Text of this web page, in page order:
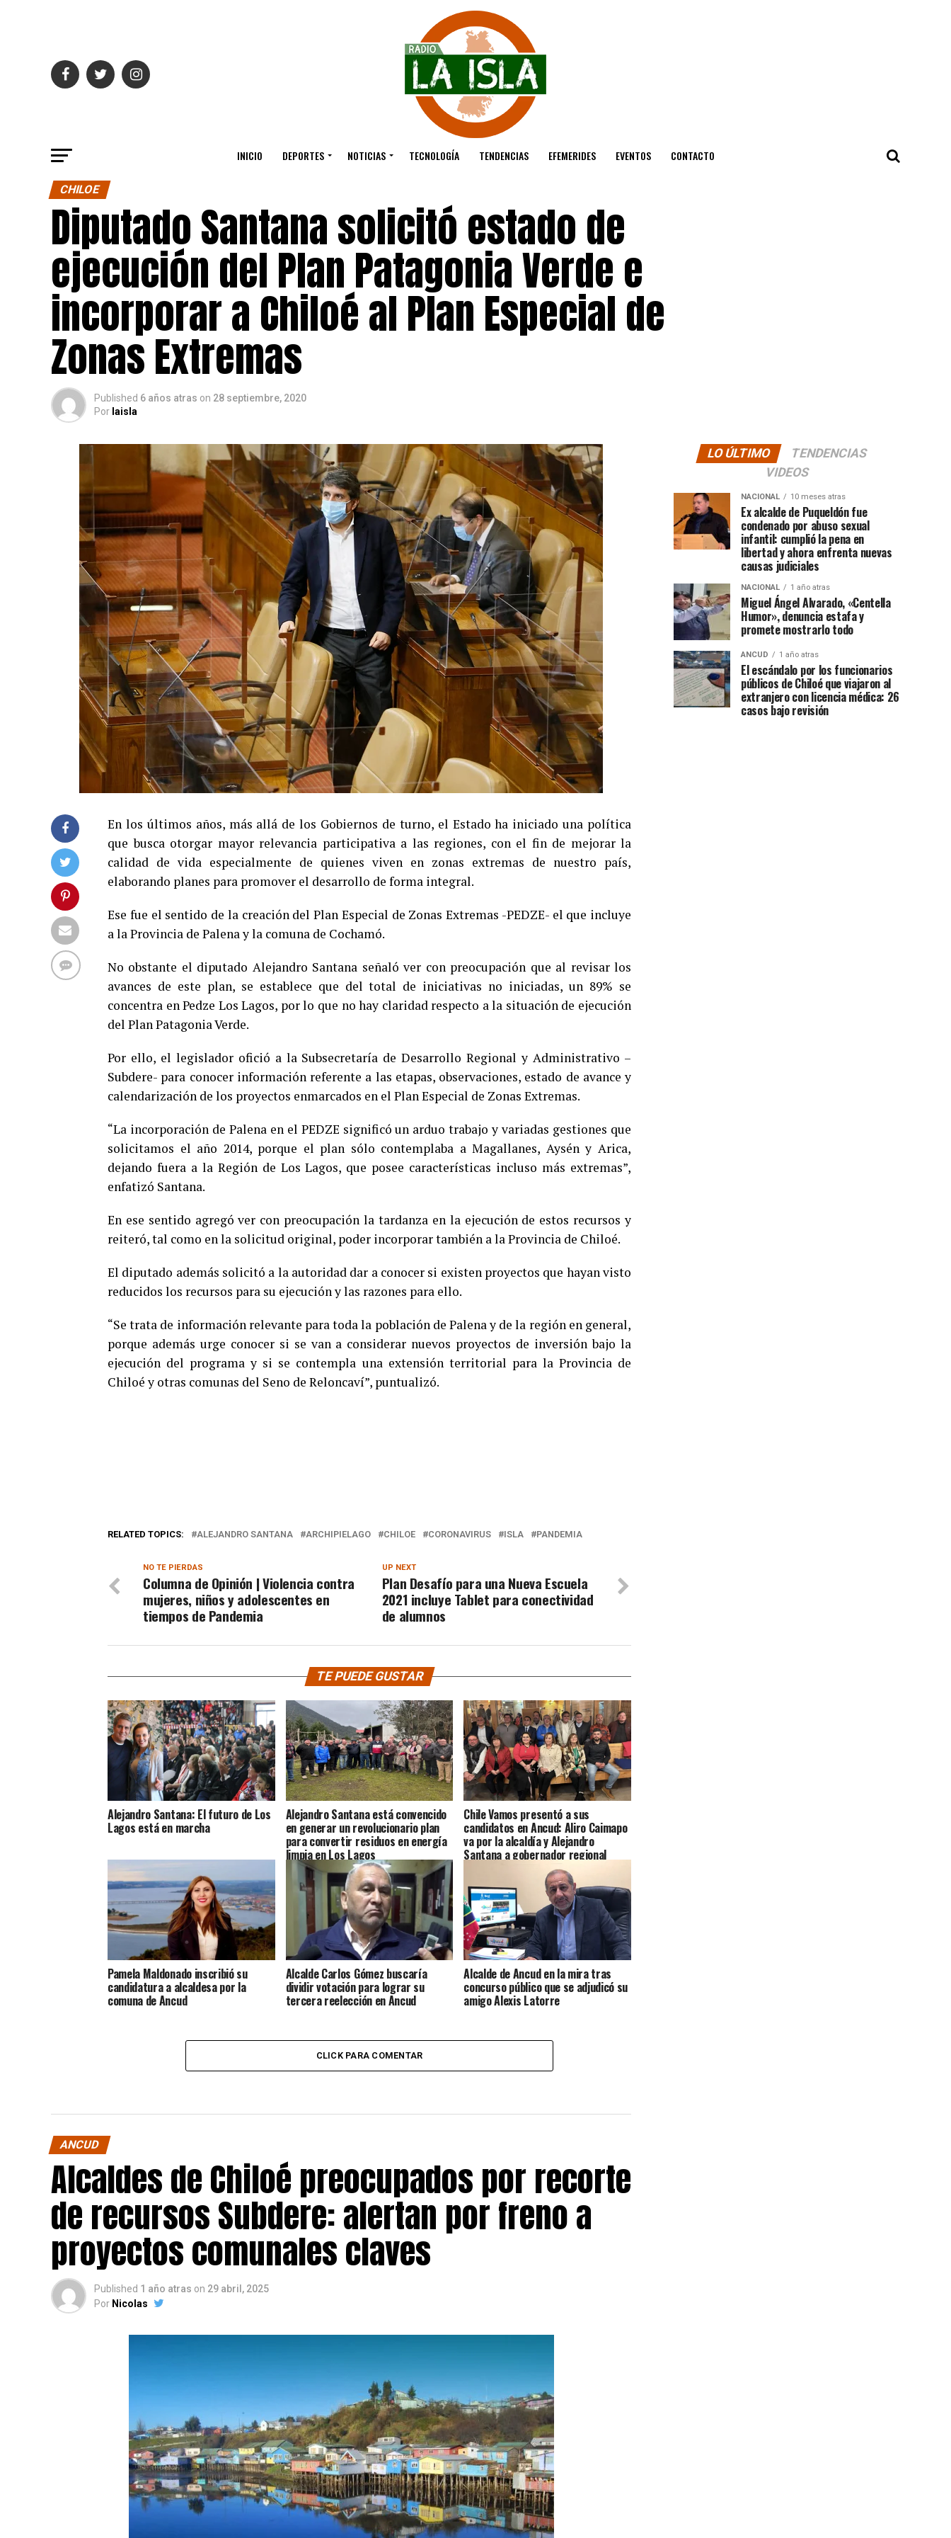
INICIO DEPORTES NOTICIAS TECNOLOGÍA TENDENCIAS EFEMERIDES EVENTOS CONTACTO
CHILOE
Diputado Santana solicitó estado de
ejecución del Plan Patagonia Verde e
incorporar a Chiloé al Plan Especial de
Zonas Extremas
Published 6 años atras on 28 septiembre, 2020
Por laisla
En los últimos años, más allá de los Gobiernos de turno, el Estado ha iniciado una política
que busca otorgar mayor relevancia participativa a las regiones, con el fin de mejorar la
calidad de vida especialmente de quienes viven en zonas extremas de nuestro país,
elaborando planes para promover el desarrollo de forma integral.
Ese fue el sentido de la creación del Plan Especial de Zonas Extremas -PEDZE- el que incluye
a la Provincia de Palena y la comuna de Cochamó.
No obstante el diputado Alejandro Santana señaló ver con preocupación que al revisar los
avances de este plan, se establece que del total de iniciativas no iniciadas, un 89% se
concentra en Pedze Los Lagos, por lo que no hay claridad respecto a la situación de ejecución
del Plan Patagonia Verde.
Por ello, el legislador ofició a la Subsecretaría de Desarrollo Regional y Administrativo –
Subdere- para conocer información referente a las etapas, observaciones, estado de avance y
calendarización de los proyectos enmarcados en el Plan Especial de Zonas Extremas.
“La incorporación de Palena en el PEDZE significó un arduo trabajo y variadas gestiones que
solicitamos el año 2014, porque el plan sólo contemplaba a Magallanes, Aysén y Arica,
dejando fuera a la Región de Los Lagos, que posee características incluso más extremas”,
enfatizó Santana.
En ese sentido agregó ver con preocupación la tardanza en la ejecución de estos recursos y
reiteró, tal como en la solicitud original, poder incorporar también a la Provincia de Chiloé.
El diputado además solicitó a la autoridad dar a conocer si existen proyectos que hayan visto
reducidos los recursos para su ejecución y las razones para ello.
“Se trata de información relevante para toda la población de Palena y de la región en general,
porque además urge conocer si se van a considerar nuevos proyectos de inversión bajo la
ejecución del programa y si se contempla una extensión territorial para la Provincia de
Chiloé y otras comunas del Seno de Reloncaví”, puntualizó.
RELATED TOPICS: ALEJANDRO SANTANA ARCHIPIELAGO CHILOE CORONAVIRUS ISLA PANDEMIA
UP NEXT
Plan Desafío para una Nueva Escuela
2021 incluye Tablet para conectividad
de alumnos
NO TE PIERDAS
Columna de Opinión | Violencia contra
mujeres, niños y adolescentes en
tiempos de Pandemia
TE PUEDE GUSTAR
Alejandro Santana: El futuro de Los
Lagos está en marcha
Alejandro Santana está convencido
en generar un revolucionario plan
para convertir residuos en energía
limpia en Los Lagos
Chile Vamos presentó a sus
candidatos en Ancud: Aliro Caimapo
va por la alcaldía y Alejandro
Santana a gobernador regional
Pamela Maldonado inscribió su
candidatura a alcaldesa por la
comuna de Ancud
Alcalde Carlos Gómez buscaría
dividir votación para lograr su
tercera reelección en Ancud
Alcalde de Ancud en la mira tras
concurso público que se adjudicó su
amigo Alexis Latorre
CLICK PARA COMENTAR
ANCUD
Alcaldes de Chiloé preocupados por recorte
de recursos Subdere: alertan por freno a
proyectos comunales claves
Published 1 año atras on 29 abril, 2025
Por Nicolas
LO ÚLTIMO
TENDENCIAS
VIDEOS
NACIONAL 10 meses atras
Ex alcalde de Puqueldón fue
condenado por abuso sexual
infantil: cumplió la pena en
libertad y ahora enfrenta nuevas
causas judiciales
NACIONAL 1 año atras
Miguel Ángel Alvarado, «Centella
Humor», denuncia estafa y
promete mostrarlo todo
ANCUD 1 año atras
El escándalo por los funcionarios
públicos de Chiloé que viajaron al
extranjero con licencia médica: 26
casos bajo revisión